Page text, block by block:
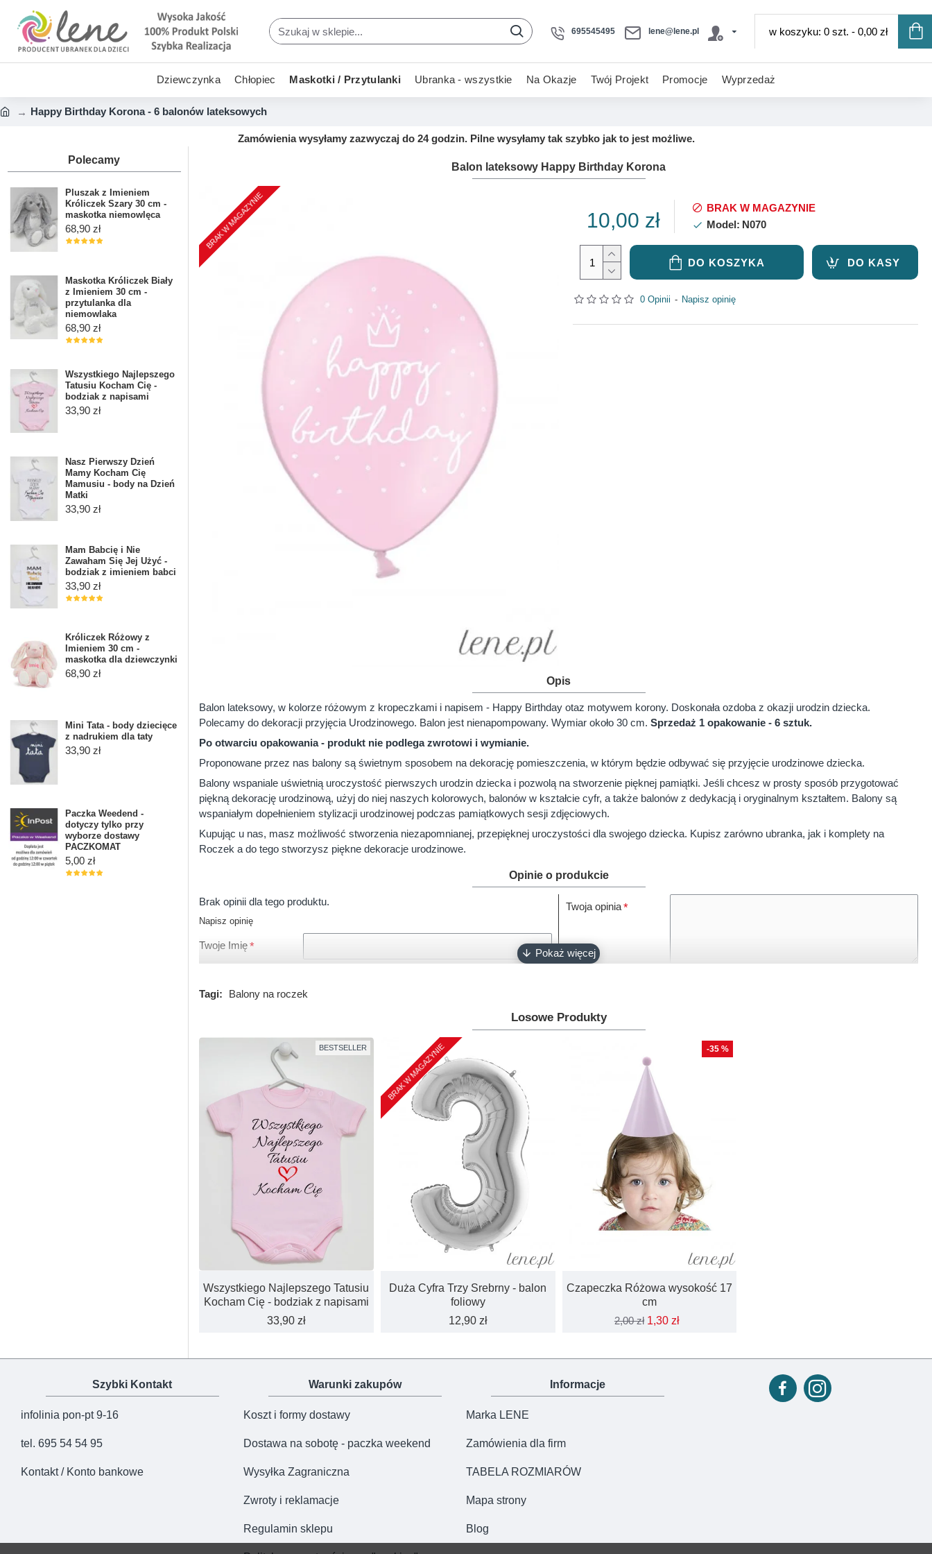
695545495 lene@lene.pl w koszyku: 0 szt. - 0,00 zł
Dziewczynka Chłopiec Maskotki / Przytulanki Ubranka - wszystkie Na Okazje Twój Projekt Promocje Wyprzedaż
Happy Birthday Korona - 6 balonów lateksowych
Zamówienia wysyłamy zazwyczaj do 24 godzin. Pilne wysyłamy tak szybko jak to jest możliwe.
Polecamy
Pluszak z Imieniem
Króliczek Szary 30 cm -
maskotka niemowlęca
68,90 zł
Maskotka Króliczek Biały
z Imieniem 30 cm -
przytulanka dla
niemowlaka
68,90 zł
Wszystkiego Najlepszego
Tatusiu Kocham Cię -
bodziak z napisami
33,90 zł
Nasz Pierwszy Dzień
Mamy Kocham Cię
Mamusiu - body na Dzień
Matki
33,90 zł
Mam Babcię i Nie
Zawaham Się Jej Użyć -
bodziak z imieniem babci
33,90 zł
Króliczek Różowy z
Imieniem 30 cm -
maskotka dla dziewczynki
68,90 zł
Mini Tata - body dziecięce
z nadrukiem dla taty
33,90 zł
Paczka Weedend -
dotyczy tylko przy
wyborze dostawy
PACZKOMAT
5,00 zł
Balon lateksowy Happy Birthday Korona
BRAK W MAGAZYNIE
0 Opinii - Napisz opinię
10,00 zł
BRAK W MAGAZYNIE
Model: N070
DO KOSZYKA DO KASY
Opis
Balon lateksowy, w kolorze różowym z kropeczkami i napisem - Happy Birthday otaz motywem korony. Doskonała ozdoba z okazji urodzin dziecka.
Polecamy do dekoracji przyjęcia Urodzinowego. Balon jest nienapompowany. Wymiar około 30 cm. Sprzedaż 1 opakowanie - 6 sztuk.
Po otwarciu opakowania - produkt nie podlega zwrotowi i wymianie.
Proponowane przez nas balony są świetnym sposobem na dekorację pomieszczenia, w którym będzie odbywać się przyjęcie urodzinowe dziecka.
Balony wspaniale uświetnią uroczystość pierwszych urodzin dziecka i pozwolą na stworzenie pięknej pamiątki. Jeśli chcesz w prosty sposób przygotować
piękną dekorację urodzinową, użyj do niej naszych kolorowych, balonów w kształcie cyfr, a także balonów z dedykacją i oryginalnym kształtem. Balony są
wspaniałym dopełnieniem stylizacji urodzinowej podczas pamiątkowych sesji zdjęciowych.
Kupując u nas, masz możliwość stworzenia niezapomnianej, przepięknej uroczystości dla swojego dziecka. Kupisz zarówno ubranka, jak i komplety na
Roczek a do tego stworzysz piękne dekoracje urodzinowe.
Opinie o produkcie
Brak opinii dla tego produktu.
Napisz opinię
Twoje Imię
Twoja opinia
Tagi: Balony na roczek
Losowe Produkty
BESTSELLER
Wszystkiego Najlepszego Tatusiu
Kocham Cię - bodziak z napisami
33,90 zł
BRAK W MAGAZYNIE
Duża Cyfra Trzy Srebrny - balon
foliowy
12,90 zł
-35 %
Czapeczka Różowa wysokość 17
cm
2,00 zł 1,30 zł
Szybki Kontakt
infolinia pon-pt 9-16
tel. 695 54 54 95
Kontakt / Konto bankowe
Warunki zakupów
Koszt i formy dostawy
Dostawa na sobotę - paczka weekend
Wysyłka Zagraniczna
Zwroty i reklamacje
Regulamin sklepu
Informacje
Marka LENE
Zamówienia dla firm
TABELA ROZMIARÓW
Mapa strony
Blog